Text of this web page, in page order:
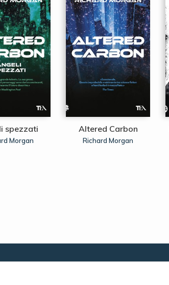
spezzati
Morgan
Altered Carbon
Richard Morgan